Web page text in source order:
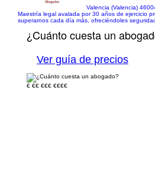
Valencia (Valencia)
Maestría legal avalada por 30 años de ejercicio
superarnos cada día más, ofreciéndoles
¿Cuánto cuesta un
Ver guía de precios
€ €€ €€€ €€€€